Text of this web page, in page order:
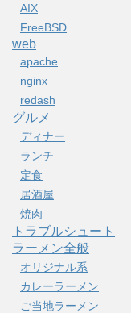
AIX
FreeBSD
web
apache
nginx
redash
グルメ
ディナー
ランチ
定食
居酒屋
焼肉
トラブルシュート
ラーメン全般
オリジナル系
カレーラーメン
ご当地ラーメン